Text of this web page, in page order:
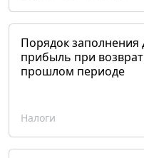
Порядок заполнения
прибыль при
прошлом периоде
Налоги